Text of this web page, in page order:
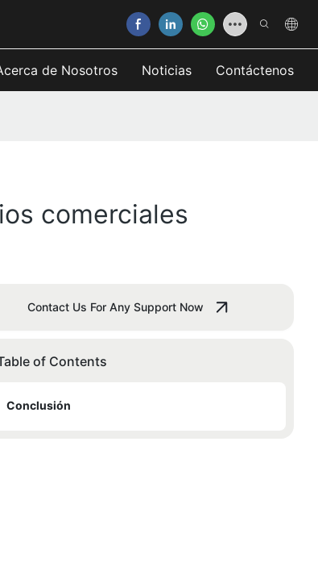
de Nosotros Noticias Contáctenos
comerciales
Contact Us For Any Support Now
of Contents
Conclusión